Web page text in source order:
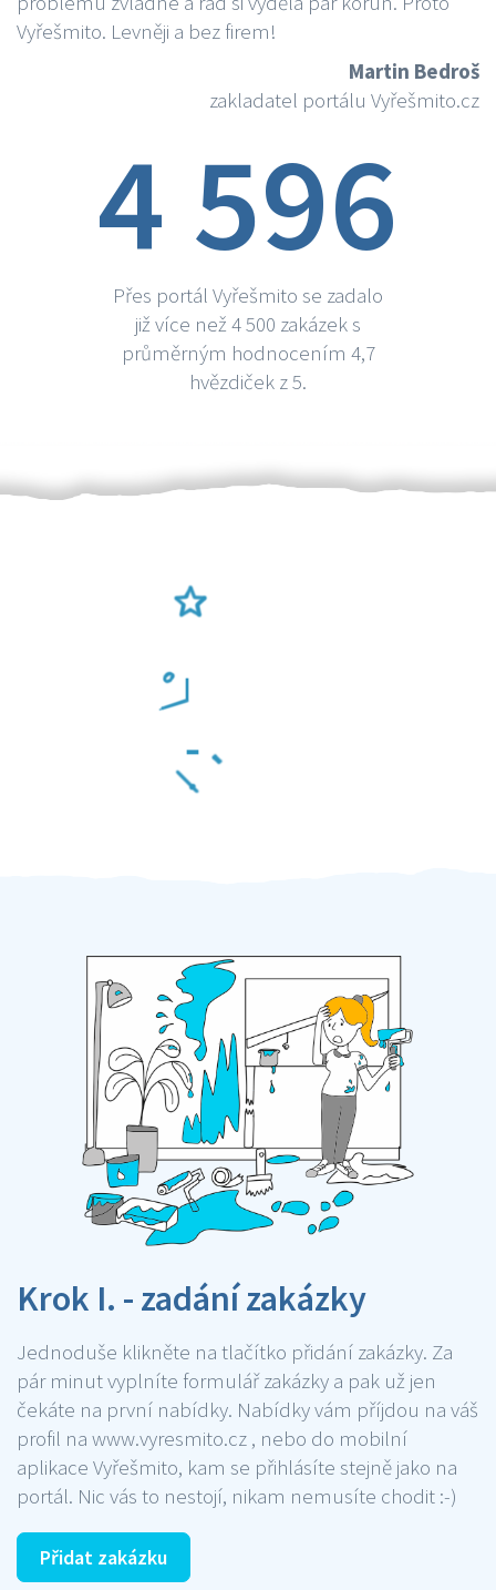
Vyřešmito. Levněji a bez firem!
Martin Bedroš
zakladatel portálu Vyřešmito.cz
4 596
Přes portál Vyřešmito se zadalo
již více než 4 500 zakázek s
průměrným hodnocením 4,7
hvězdiček z 5.
Krok I. - zadání zakázky
Jednoduše klikněte na tlačítko přidání zakázky. Za
pár minut vyplníte formulář zakázky a pak už jen
čekáte na první nabídky. Nabídky vám příjdou na váš
profil na www.vyresmito.cz , nebo do mobilní
aplikace Vyřešmito, kam se přihlásíte stejně jako na
portál. Nic vás to nestojí, nikam nemusíte chodit :-)
Přidat zakázku